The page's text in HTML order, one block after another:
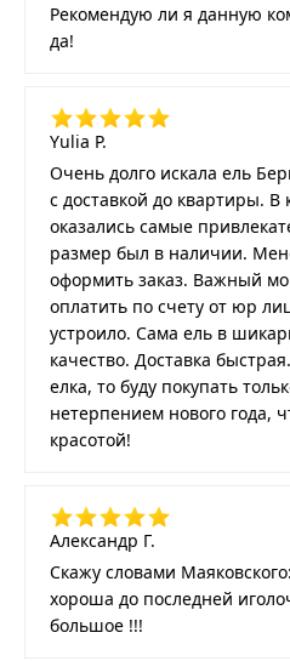
Рекомендую ли я данную
да!
Yulia P.
Очень долго искала ель
с доставкой до квартиры.
оказались самые
размер был в наличии.
оформить заказ. Важный
оплатить по счету от юр
устроило. Сама ель в
качество. Доставка
елка, то буду покупать
нетерпением нового года,
красотой!
Александр Г.
Скажу словами
хороша до последней
большое !!!